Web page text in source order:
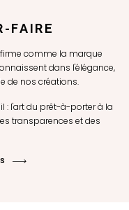
FAIRE
comme la marque
dans l'élégance,
de nos créations.
: l'art du prêt-à-porter à la
transparences et des